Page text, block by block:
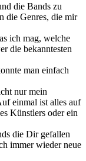
die Bands zu
die Genres, die mir
ich mag, welche
die bekanntesten
man einfach
nur mein
einmal ist alles auf
Künstlers oder ein
die Dir gefallen
immer wieder neue